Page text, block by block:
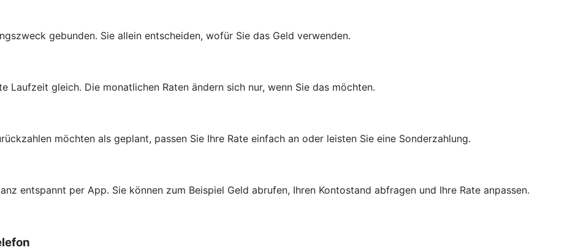
gebunden. Sie allein entscheiden, wofür Sie das Geld verwenden.
gleich. Die monatlichen Raten ändern sich nur, wenn Sie das möchten.
möchten als geplant, passen Sie Ihre Rate einfach an oder leisten Sie eine Sonderzahlung.
entspannt per App. Sie können zum Beispiel Geld abrufen, Ihren Kontostand abfragen und Ihre Rate anpassen.